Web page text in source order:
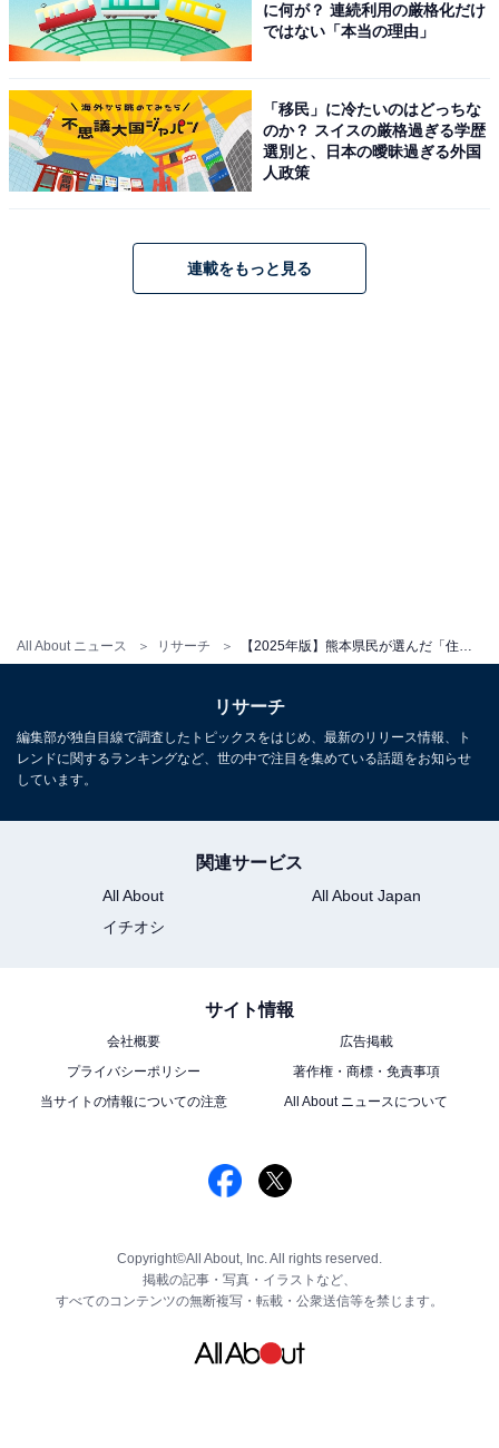
All About ニュース リサーチ 【2025年版】熊本県民が選んだ「住み続けたい街（自治体）」ランキング！ 2位「熊本市西区」を抑えた1位は？
に何が？ 連続利用の厳格化だけ
ではない「本当の理由」
「移民」に冷たいのはどっちな
のか？ スイスの厳格過ぎる学歴
選別と、日本の曖昧過ぎる外国
人政策
連載をもっと見る
リサーチ
編集部が独自目線で調査したトピックスをはじめ、最新のリリース情報、ト
レンドに関するランキングなど、世の中で注目を集めている話題をお知らせ
しています。
関連サービス
All About
All About Japan
イチオシ
サイト情報
会社概要
広告掲載
プライバシーポリシー
著作権・商標・免責事項
当サイトの情報についての注意
All About ニュースについて
Copyright©All About, Inc. All rights reserved.
掲載の記事・写真・イラストなど、
すべてのコンテンツの無断複写・転載・公衆送信等を禁じます。